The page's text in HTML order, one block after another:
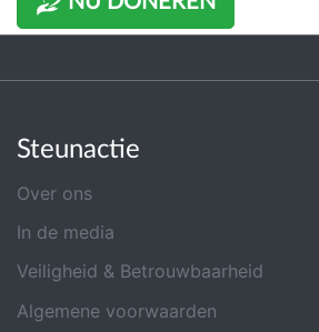
Steunactie
Over ons
In de media
Veiligheid & Betrouwbaarheid
Algemene voorwaarden